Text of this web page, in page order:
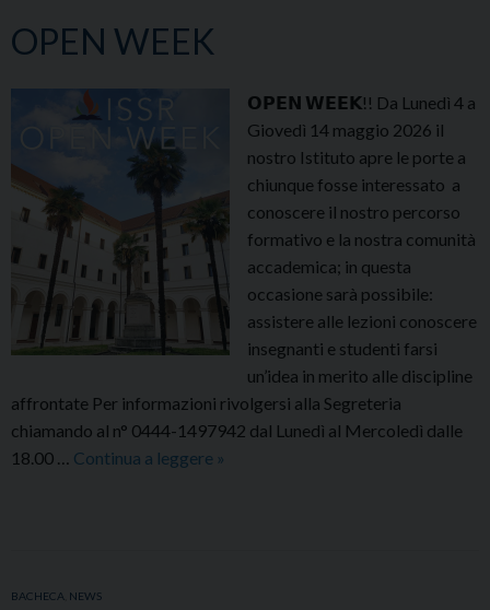
OPEN WEEK
𝗢𝗣𝗘𝗡 𝗪𝗘𝗘𝗞!! Da Lunedì 4 a
Giovedì 14 maggio 2026 il
nostro Istituto apre le porte a
chiunque fosse interessato a
conoscere il nostro percorso
formativo e la nostra comunità
accademica; in questa
occasione sarà possibile:
assistere alle lezioni conoscere
insegnanti e studenti farsi
un’idea in merito alle discipline
affrontate Per informazioni rivolgersi alla Segreteria
chiamando al n° 0444-1497942 dal Lunedì al Mercoledì dalle
18.00 … Continua a leggere OPEN
»
BACHECA NEWS